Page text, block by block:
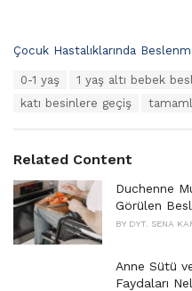
C
i
e
s
:
Çocuk Hastalıklarında
0-1 yaş 1 yaş altı bebek
katı besinlere geçiş
Related Content
Duchenne
Görülen
BY DYT. SENA
Anne Sütü
Faydaları